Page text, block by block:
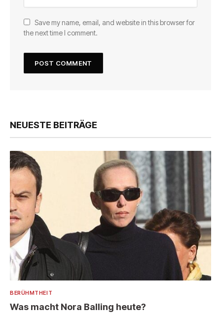
Save my name, email, and website in this browser for
the next time I comment.
NEUESTE BEITRÄGE
BERÜHMTHEIT
Was macht Nora Balling heute?